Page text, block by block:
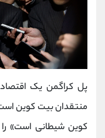
پل کراگمن یک
کوین شیطانی‌ است» را